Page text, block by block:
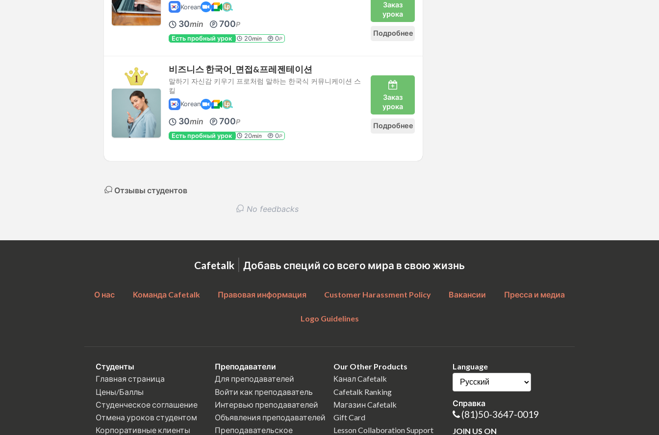
Korean
30min 700P
Есть пробный урок 20min 0P
Заказ
урока
Подробнее
비즈니스 한국어_면접&프레젠테이션
말하기 자신감 키우기 프로처럼 말하는 한국식 커뮤니케이션 스
킬
Korean
30min 700P
Есть пробный урок 20min 0P
Заказ
урока
Подробнее
Отзывы студентов
No feedbacks
Cafetalk | Добавь специй со всего мира в свою жизнь
О нас Команда Cafetalk Правовая информация Customer Harassment Policy Вакансии Пресса и медиа
Logo Guidelines
Студенты
Главная страница
Цены/Баллы
Студенческое соглашение
Отмена уроков студентом
Корпоративные клиенты
Преподаватели
Для преподавателей
Войти как преподаватель
Интервью преподавателей
Объявления преподавателей
Преподавательское
Our Other Products
Канал Cafetalk
Cafetalk Ranking
Магазин Cafetalk
Gift Card
Lesson Collaboration Support
Language
Справка
(81)50-3647-0019
JOIN US ON